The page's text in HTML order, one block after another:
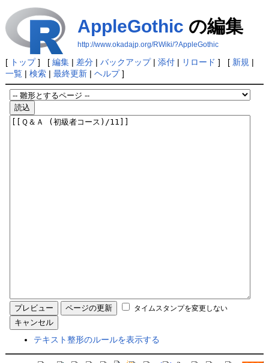
AppleGothic の編集
http://www.okadajp.org/RWiki/?AppleGothic
[ トップ] [ 編集| 差分| バックアップ| 添付| リロード ] [ 新規 |
一覧| 検索| 最終更新| ヘルプ]
タイムスタンプを変更しない
テキスト整形のルールを表示する